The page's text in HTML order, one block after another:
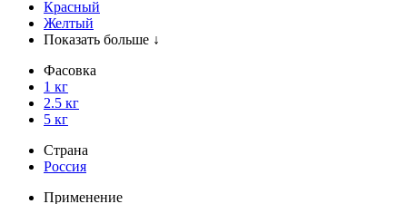
Красный
Желтый
Показать больше ↓
Фасовка
1 кг
2.5 кг
5 кг
Страна
Россия
Применение